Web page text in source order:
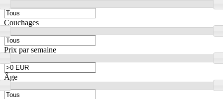
Couchages
Prix par semaine
Âge